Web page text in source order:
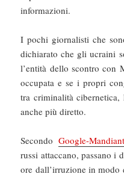
informazioni.
I pochi giornalisti che
dichiarato che gli ucraini
l’entità dello scontro con
occupata e se i propri
tra criminalità
anche più diretto.
Secondo Google-Mandiant
russi attaccano, passano i
ore dall’irruzione in